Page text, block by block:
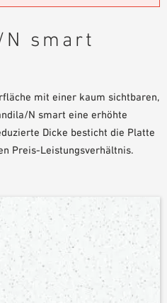
N smart
mit einer kaum sichtbaren,
N smart eine erhöhte
Dicke besticht die Platte
Preis-Leistungsverhältnis.